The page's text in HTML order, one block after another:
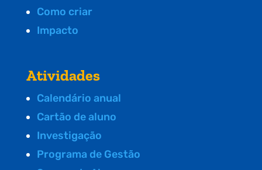
Como criar
Impacto
Atividades
Calendário anual
Cartão de aluno
Investigação
Programa de Gestão